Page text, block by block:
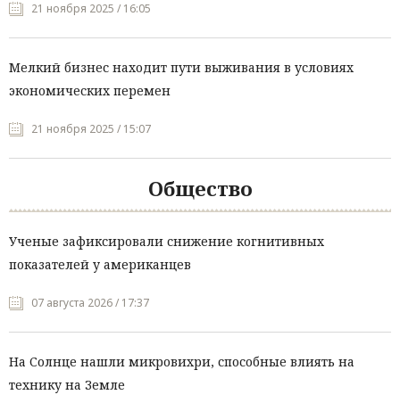
21 ноября 2025 / 16:05
Мелкий бизнес находит пути выживания в условиях
экономических перемен
21 ноября 2025 / 15:07
Общество
Ученые зафиксировали снижение когнитивных
показателей у американцев
07 августа 2026 / 17:37
На Солнце нашли микровихри, способные влиять на
технику на Земле